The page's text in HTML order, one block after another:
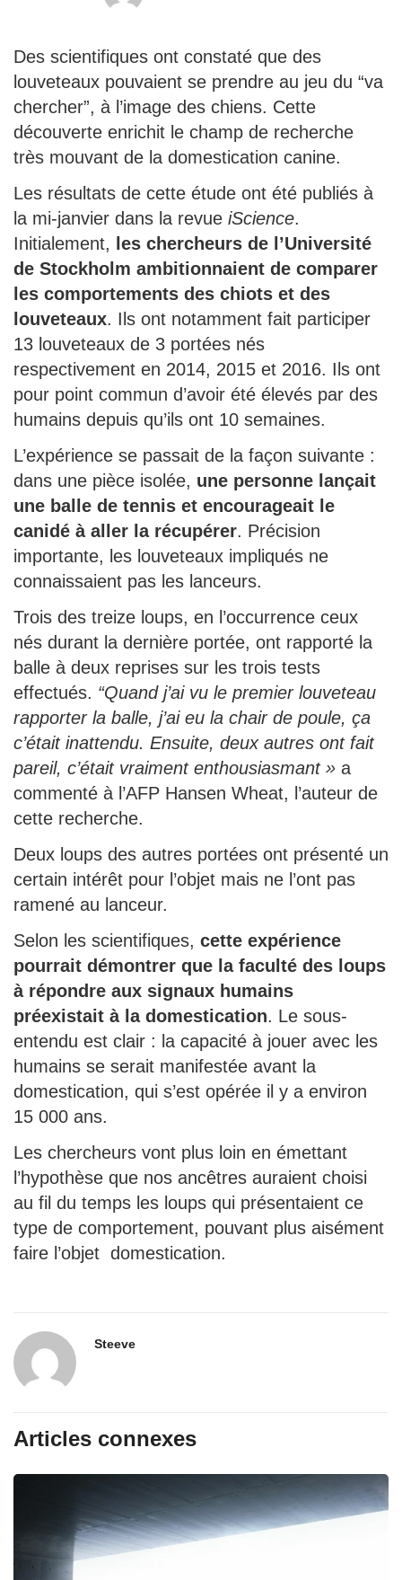
Des scientifiques ont constaté que des
louveteaux pouvaient se prendre au jeu du “va
chercher”, à l’image des chiens. Cette
découverte enrichit le champ de recherche
très mouvant de la domestication canine.
Les résultats de cette étude ont été publiés à
la mi-janvier dans la revue iScience.
Initialement,
les chercheurs de l’Université
de Stockholm ambitionnaient de comparer
les comportements des chiots et des
louveteaux. Ils ont notamment fait participer
13 louveteaux de 3 portées nés
respectivement en 2014, 2015 et 2016. Ils ont
pour point commun d’avoir été élevés par des
humains depuis qu’ils ont 10 semaines.
L’expérience se passait de la façon suivante :
dans une pièce isolée, une personne lançait
une balle de tennis et encourageait le
canidé à aller la récupérer. Précision
importante, les louveteaux impliqués ne
connaissaient pas les lanceurs.
Trois des treize loups, en l’occurrence ceux
nés durant la dernière portée, ont rapporté la
balle à deux reprises sur les trois tests
effectués. “Quand j’ai vu le premier louveteau
rapporter la balle, j’ai eu la chair de poule, ça
c’était inattendu. Ensuite, deux autres ont fait
pareil, c’était vraiment enthousiasmant » a
commenté à l’AFP Hansen Wheat, l’auteur de
cette recherche.
Deux loups des autres portées ont présenté un
certain intérêt pour l’objet mais ne l’ont pas
ramené au lanceur.
Selon les scientifiques, cette expérience
pourrait démontrer que la faculté des loups
à répondre aux signaux humains
préexistait à la domestication. Le sous-
entendu est clair : la capacité à jouer avec les
humains se serait manifestée avant la
domestication, qui s’est opérée il y a environ
15 000 ans.
Les chercheurs vont plus loin en émettant
l’hypothèse que nos ancêtres auraient choisi
au fil du temps les loups qui présentaient ce
type de comportement, pouvant plus aisément
faire l’objet domestication.
Steeve
Articles connexes